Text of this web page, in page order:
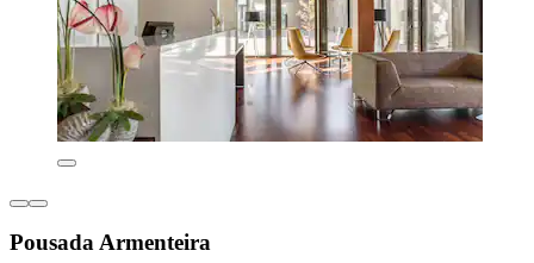
Pousada Armenteira